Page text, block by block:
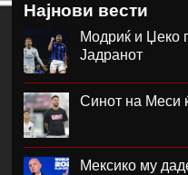
Најнови вести
Модриќ и Џеко
Јадранот
Синот на Меси
Мексико му